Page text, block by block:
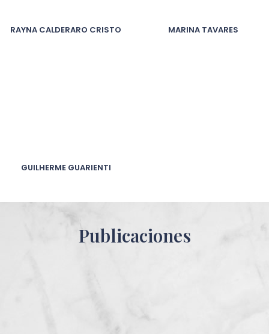
RAYNA CALDERARO CRISTO MARINA TAVARES
GUILHERME GUARIENTI
Publicaciones